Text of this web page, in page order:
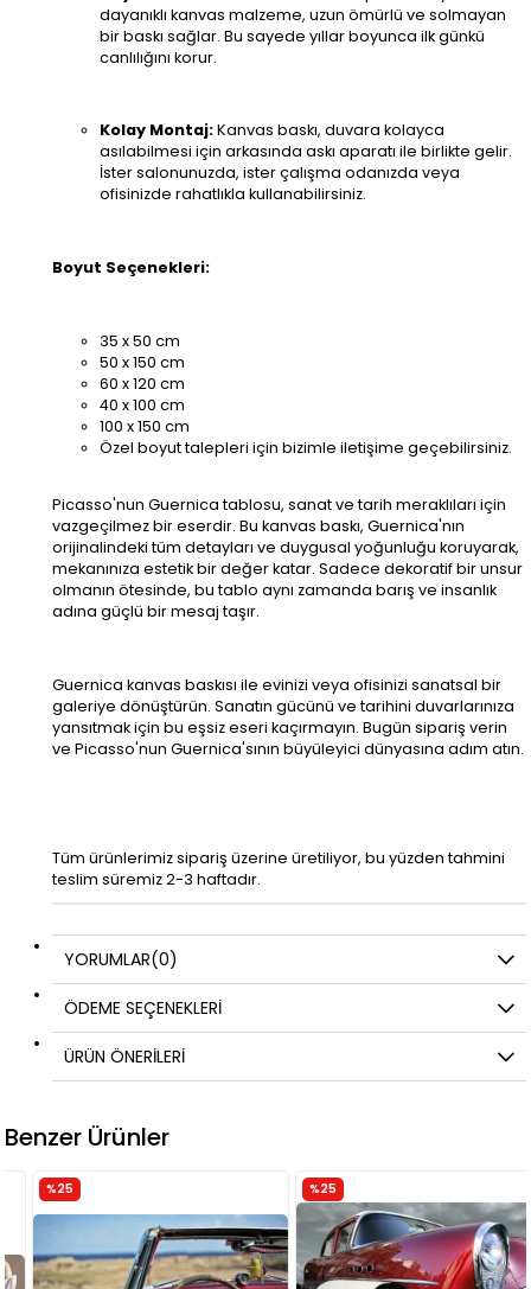
dayanıklı kanvas malzeme, uzun ömürlü ve solmayan
bir baskı sağlar. Bu sayede yıllar boyunca ilk günkü
canlılığını korur.
Kolay Montaj:Kanvas baskı, duvara kolayca
asılabilmesi için arkasında askı aparatı ile birlikte gelir.
İster salonunuzda, ister çalışma odanızda veya
ofisinizde rahatlıkla kullanabilirsiniz.
Boyut Seçenekleri:
35 x 50 cm
50 x 150 cm
60 x 120 cm
40 x 100 cm
100 x 150 cm
Özel boyut talepleri için bizimle iletişime geçebilirsiniz.
Picasso'nun Guernica tablosu, sanat ve tarih meraklıları için
vazgeçilmez bir eserdir. Bu kanvas baskı, Guernica'nın
orijinalindeki tüm detayları ve duygusal yoğunluğu koruyarak,
mekanınıza estetik bir değer katar. Sadece dekoratif bir unsur
olmanın ötesinde, bu tablo aynı zamanda barış ve insanlık
adına güçlü bir mesaj taşır.
Guernica kanvas baskısı ile evinizi veya ofisinizi sanatsal bir
galeriye dönüştürün. Sanatın gücünü ve tarihini duvarlarınıza
yansıtmak için bu eşsiz eseri kaçırmayın. Bugün sipariş verin
ve Picasso'nun Guernica'sının büyüleyici dünyasına adım atın.
Tüm ürünlerimiz sipariş üzerine üretiliyor, bu yüzden tahmini
teslim süremiz 2-3 haftadır.
YORUMLAR(0)
ÖDEME SEÇENEKLERI
ÜRÜN ÖNERILERI
Benzer Ürünler
%25 %25